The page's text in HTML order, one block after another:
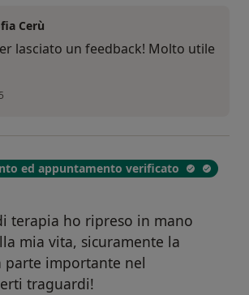
Cerù
lasciato un feedback! Molto utile
ed appuntamento verificato
terapia ho ripreso in mano
mia vita, sicuramente la
parte importante nel
traguardi!